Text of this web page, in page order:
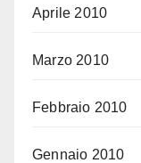
Aprile 2010
Marzo 2010
Febbraio 2010
Gennaio 2010